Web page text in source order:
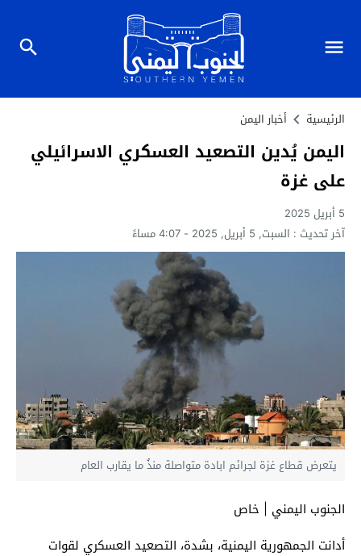
الرئيسية أخبار اليمن
اليمن يُدين التصعيد العسكري الاسرائيلي
على غزة
5 أبريل 2025
آخر تحديث : السبت, 5 أبريل, 2025 - 4:07 مساءً
يتعرض قطاع غزة لجرائم ابادة متواصلة منذُ ما يقارب العام
الجنوب اليمني | خاص
أدانت الجمهورية اليمنية، بشدة، التصعيد العسكري لقوات